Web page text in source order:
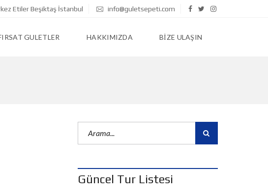
Etiler Beşiktaş İstanbul info@guletsepeti.com
GULETLER HAKKIMIZDA BIZE ULAŞIN
Güncel Tur Listesi